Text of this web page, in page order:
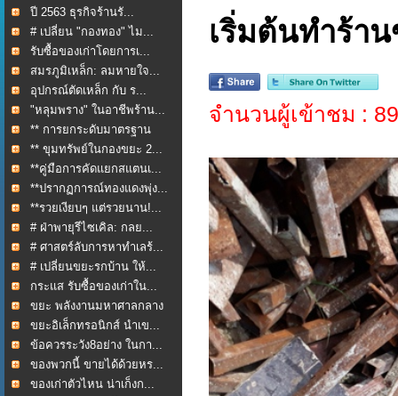
ปี 2563 ธุรกิจร้านรั...
# เปลี่ยน "กองทอง" ไม...
รับซื้อของเก่าโดยการเ...
สมรภูมิเหล็ก: ลมหายใจ...
อุปกรณ์ตัดเหล็ก กับ ร...
"หลุมพราง" ในอาชีพร้าน...
** การยกระดับมาตรฐาน
กา...
** ขุมทรัพย์ในกองขยะ 2...
**คู่มือการคัดแยกสแตนเ...
**ปรากฏการณ์ทองแดงพุ่ง...
**รวยเงียบๆ แต่รวยนาน!...
# ฝ่าพายุรีไซเคิล: กลย...
# ศาสตร์ลับการหาทำเลร้...
# เปลี่ยนขยะรกบ้าน ให้...
กระแส รับซื้อของเก่าใน...
ขยะ พลังงานมหาศาลกลาง
ใ...
ขยะอิเล็กทรอนิกส์ นำเข...
ข้อควรระวัง8อย่าง ในกา...
ของพวกนี้ ขายได้ด้วยหร...
ของเก่าตัวไหน น่าเก็งก...
เริ่มต้นทำร้าน
จำนวนผู้เข้าชม :